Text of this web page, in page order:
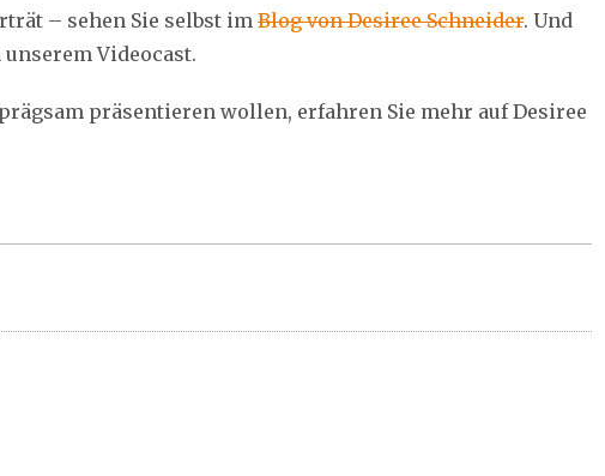
– sehen Sie selbst im Blog von Desiree Schneider. Und
Videocast.
präsentieren wollen, erfahren Sie mehr auf Desiree